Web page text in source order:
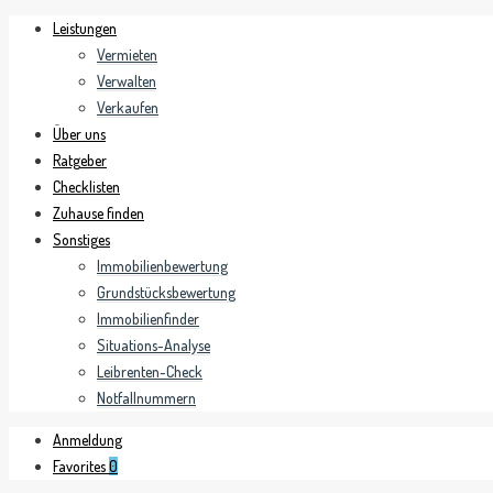
Leistungen
Vermieten
Verwalten
Verkaufen
Über uns
Ratgeber
Checklisten
Zuhause finden
Sonstiges
Immobilienbewertung
Grundstücksbewertung
Immobilienfinder
Situations-Analyse
Leibrenten-Check
Notfallnummern
Anmeldung
Favorites0